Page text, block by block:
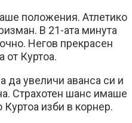
положения. Атлетико
В 21-ата минута
Негов прекрасен
от Куртоа.
да увеличи аванса си и
Страхотен шанс имаше
Куртоа изби в корнер.